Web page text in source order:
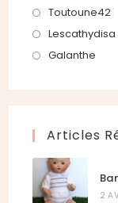
un
Toutoune42
Lescathydisa
Galanthe
Articles
2